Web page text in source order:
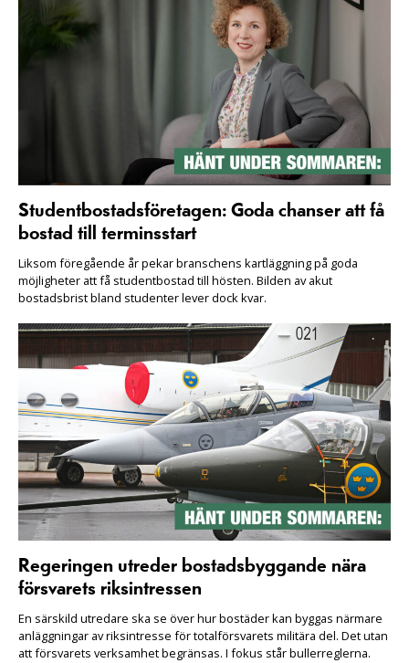
Studentbostadsföretagen: Goda chanser att få
bostad till terminsstart
Liksom föregående år pekar branschens kartläggning på goda
möjligheter att få studentbostad till hösten. Bilden av akut
bostadsbrist bland studenter lever dock kvar.
Regeringen utreder bostadsbyggande nära
försvarets riksintressen
En särskild utredare ska se över hur bostäder kan byggas närmare
anläggningar av riksintresse för totalförsvarets militära del. Det utan
att försvarets verksamhet begränsas. I fokus står bullerreglerna.